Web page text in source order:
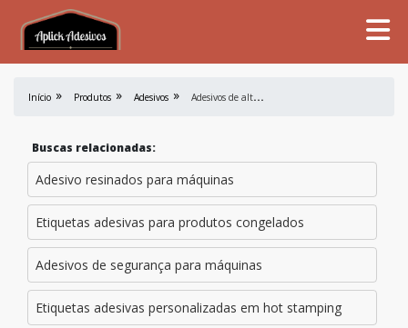
Início Produtos Adesivos A
desivos de alta performance
Buscas relacionadas:
Adesivo resinados para máquinas
Etiquetas adesivas para produtos congelados
Adesivos de segurança para máquinas
Etiquetas adesivas personalizadas em hot stamping